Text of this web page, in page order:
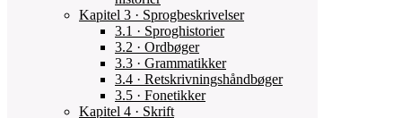
Kapitel 3 · Sprogbeskrivelser
3.1 · Sproghistorier
3.2 · Ordbøger
3.3 · Grammatikker
3.4 · Retskrivningshåndbøger
3.5 · Fonetikker
Kapitel 4 · Skrift